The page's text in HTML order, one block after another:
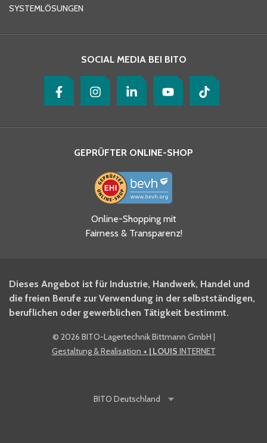
Ja, ich habe die
Datenschutzhinweise gelesen
und akzeptiere diese.
BITO Newsletter Fachwissen
Intralogistiker anmelden.
Ja, ich möchte mich für den
BITO Shop-Newsletter
SYSTEMLÖSUNGEN
SOCIAL MEDIA BEI BITO
GEPRÜFTER ONLINE-SHOP
Online-Shopping mit
Fairness & Transparenz!
Dieses Angebot ist für Industrie, Handwerk, Handel und
die freien Berufe zur Verwendung in der selbstständigen,
beruflichen oder gewerblichen Tätigkeit bestimmt.
© 2026 BITO-Lagertechnik Bittmann GmbH |
Gestaltung & Realisation + | LOUIS INTERNET
BITO Deutschland